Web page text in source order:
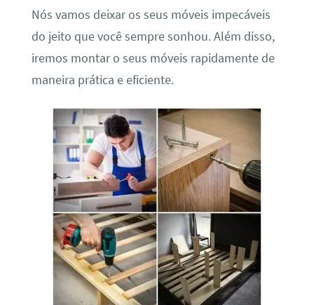
Nós vamos deixar os seus móveis impecáveis
do jeito que você sempre sonhou. Além disso,
iremos montar o seus móveis rapidamente de
maneira prática e eficiente.